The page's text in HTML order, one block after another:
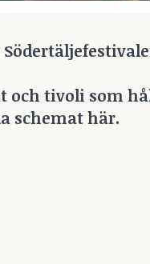
tivoli som
schemat här.